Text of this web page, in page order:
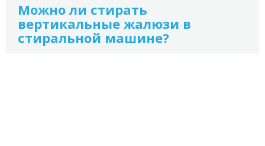
Можно ли стирать
вертикальные жалюзи в
стиральной машине?